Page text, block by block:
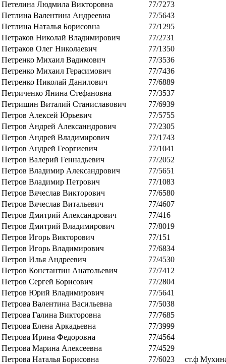
Петелина Людмила Викторовна
77/7273
Петлина Валентина Андреевна
77/5643
Петлина Наталья Борисовна
77/1295
Петраков Николай Владимирович
77/2731
Петраков Олег Николаевич
77/1350
Петренко Михаил Вадимович
77/3536
Петренко Михаил Герасимович
77/7436
Петренко Николай Данилович
77/6889
Петриченко Янина Стефановна
77/3537
Петришин Виталий Станиславович
77/6939
Петров Алексей Юрьевич
77/5755
Петров Андрей Алексанндрович
77/2305
Петров Андрей Владимирович
77/1743
Петров Андрей Георгиевич
77/1041
Петров Валерий Геннадьевич
77/2052
Петров Владимир Александрович
77/5651
Петров Владимир Петрович
77/1083
Петров Вячеслав Викторович
77/6580
Петров Вячеслав Витальевич
77/4607
Петров Дмитрий Александрович
77/416
Петров Дмитрий Владимирович
77/8019
Петров Игорь Викторович
77/151
Петров Игорь Владимирович
77/6834
Петров Илья Андреевич
77/4530
Петров Константин Анатольевич
77/7412
Петров Сергей Борисович
77/2804
Петров Юрий Владимирович
77/5641
Петрова Валентина Васильевна
77/5038
Петрова Галина Викторовна
77/7685
Петрова Елена Аркадьевна
77/3999
Петрова Ирина Федоровна
77/4564
Петрова Марина Алексеевна
77/4529
Петрова Наталья Борисовна
77/6023
ст.ф